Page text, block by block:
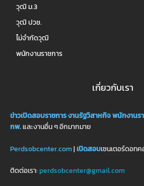
วุฒิ ม.3
วุฒิ ปวช.
ไม่จำกัดวุฒิ
พนักงานราชการ
เกี่ยวกับเรา
ข่าวเปิดสอบราชการงานรัฐวิสาหกิจพนักงานร
กพ.และงานอื่น ๆ อีกมากมาย
Perdsobcenter.com|เปิดสอบเซนเตอร์ดอท
ติดต่อเรา: perdsobcenter@gmail.com